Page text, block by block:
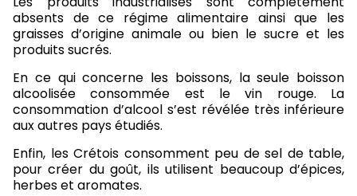
absents de ce régime alimentaire ainsi que les
graisses d’origine animale ou bien le sucre et les
produits sucrés.
En ce qui concerne les boissons, la seule boisson
alcoolisée consommée est le vin rouge. La
consommation d’alcool s’est révélée très inférieure
aux autres pays étudiés.
Enfin, les Crétois consomment peu de sel de table,
pour créer du goût, ils utilisent beaucoup d’épices,
herbes et aromates.